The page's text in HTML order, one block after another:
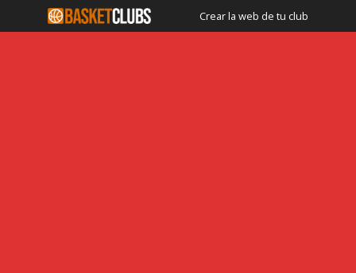
Crear la web de tu club